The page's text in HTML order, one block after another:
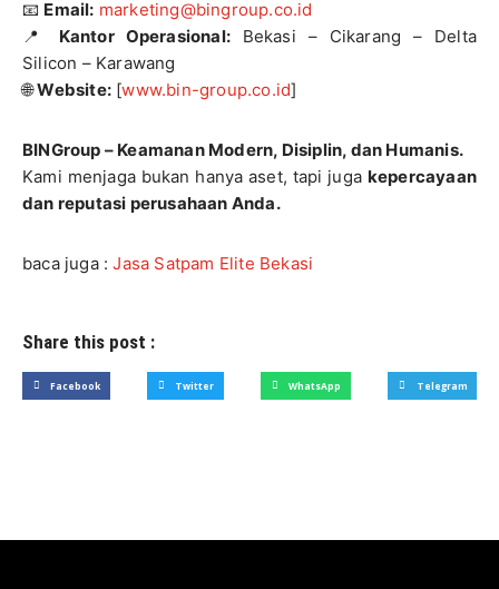
📧 Email: marketing@bingroup.co.id
📍 Kantor Operasional:Bekasi – Cikarang – Delta
Silicon – Karawang
🌐Website: [www.bin-group.co.id]
BINGroup – Keamanan Modern, Disiplin, dan Humanis.
Kami menjaga bukan hanya aset, tapi juga kepercayaan
dan reputasi perusahaan Anda.
baca juga :Jasa Satpam Elite Bekasi
Share this post :
Facebook Twitter WhatsApp Telegram